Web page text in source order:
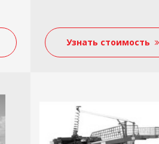
Узнать стоимость